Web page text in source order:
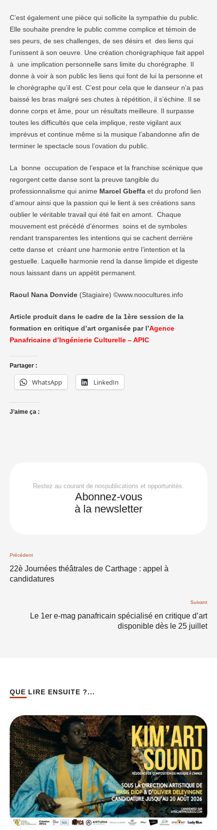
C’est également une pièce qui sollicite la sympathie du public.
Elle souhaite prendre le public comme complice et témoin de
ses peurs, de ses challenges, de ses désirs et des liens qui
l’unissent à son oeuvre. Une création chorégraphique fait appel
à une implication personnelle sans limite du chorégraphe. Il
donne à voir à son public les liens qui font de lui la personne et
le chorégraphe qu’il est. C’est pour cela que le danseur n’a pas
baissé les bras malgré ses chutes à répétition, il s’échine. Il se
donne corps et âme, pour un résultats meilleure. Il surpasse
toutes les difficultés que cela implique, reste vigilant aux
imprévus et continue même si la musique l’abandonne afin de
terminer le spectacle sous l’ovation du public.
La bonne occupation de l’espace et la franchise scénique que
regorgent cette danse sont la preuve tangible du
professionnalisme qui anime Marcel Gbeffa et du profond lien
d’amour ainsi que la passion qui le lient à ses créations sans
oublier le véritable travail qui été fait en amont. Chaque
mouvement est précédé d’énormes soins et de symboles
rendant transparentes les intentions qui se cachent derrière
cette danse et créant une harmonie entre l’intention et la
gestuelle. Laquelle harmonie rend la danse limpide et digeste
nous laissant dans un appétit permanent.
Raoul Nana Donvide (Stagiaire) ©www.noocultures.info
Article produit dans le cadre de la 1ère session de la
formation en critique d’art organisée par l’Agence
Panafricaine d’Ingénierie Culturelle – APIC
Partager :
WhatsApp LinkedIn
J’aime ça :
Restez au courant de nospublications et opportunités.
Abonnez-vous
à la newsletter
Précédent
22è Journées théâtrales de Carthage : appel à
candidatures
Suivant
Le 1er e-mag panafricain spécialisé en critique d’art
disponible dès le 25 juillet
QUE LIRE ENSUITE ?...